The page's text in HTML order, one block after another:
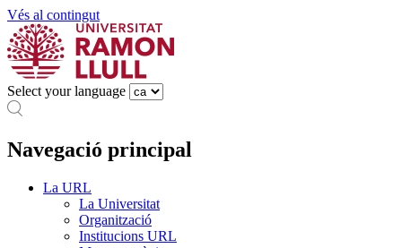
Vés al contingut
Select your language
Navegació principal
La URL
La Universitat
Organització
Institucions URL